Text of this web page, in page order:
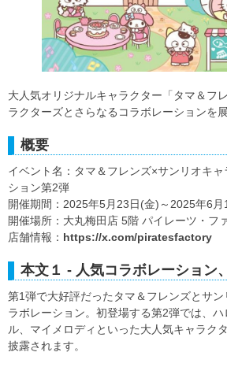
大人気オリジナルキャラクター「タマ＆フ
ラクターズとさらなるコラボレーションを展
概要
イベント名：タマ＆フレンズ×サンリオキ
ション第2弾
開催期間：2025年5月23日(金)～2025年6月
開催場所：大丸梅田店 5階 パイレーツ・フ
店舗情報： https://x.com/piratesfactory
本文１ - 人気コラボレーション
第1弾で大好評だったタマ＆フレンズとサ
ラボレーション。初登場する第2弾では、
ル、マイメロディといった大人気キャラク
披露されます。